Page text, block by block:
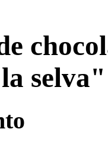
selva"